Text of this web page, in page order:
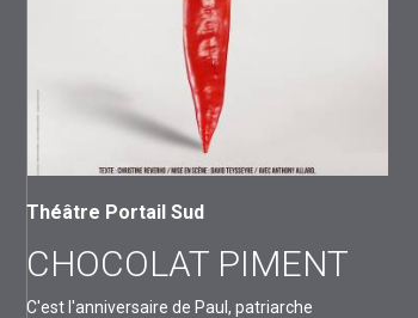
Théâtre Portail Sud
CHOCOLAT PIMENT
C'est l'anniversaire de Paul, patriarche